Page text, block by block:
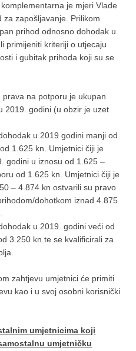
je mjeri Vlade
za zapošljavanje. Prilikom
prihod odnosno dohodak u
primijeniti kriteriji o utjecaju
i gubitak prihoda koji su se
na potporu je ukupan
2019. godini (u obzir je uzet
u 2019 godini manji od
1.625 kn. Umjetnici čiji je
godini u iznosu od 1.625 –
od 1.625 kn. Umjetnici čiji je
– 4.874 kn ostvarili su pravo
dohotkom iznad 4.875
u 2019. godini veći od
3.250 kn te se kvalificirali za
zahtjevu umjetnici će primiti
kao i u svoj osobni korisnički
umjetnicima koji
umjetničku